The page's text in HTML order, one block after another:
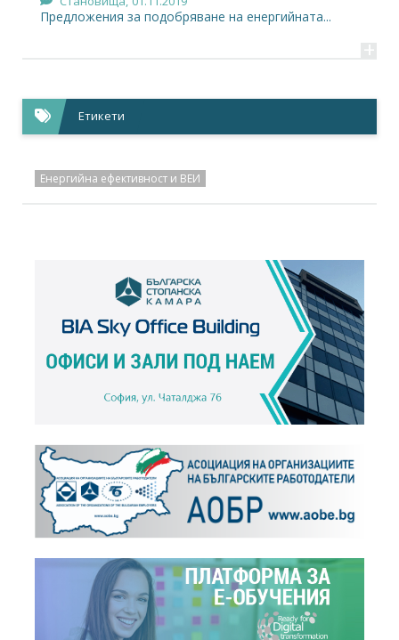
Предложения за подобряване на енергийната...
+
Етикети
Енергийна ефективност и ВЕИ